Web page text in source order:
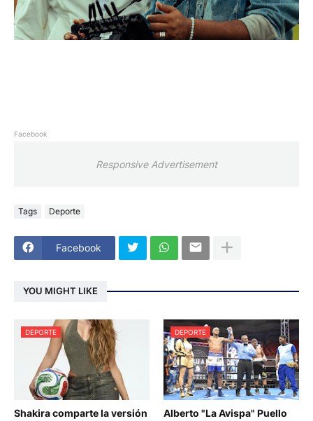
Facebook
Responsive Advertisement
Tags Deporte
Facebook
YOU MIGHT LIKE
DEPORTE
Shakira comparte la versión
DEPORTE
Alberto "La Avispa" Puello